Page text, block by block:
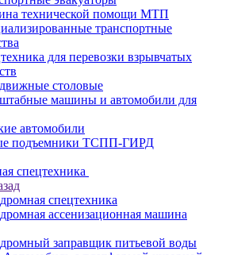
технической помощи МТП
транспортные
для перевозки взрывчатых
столовые
машины и автомобили для
автомобили
подъемники ТСПП-ГИРД
спецтехника
спецтехника
ассенизационная машина
заправщик питьевой воды